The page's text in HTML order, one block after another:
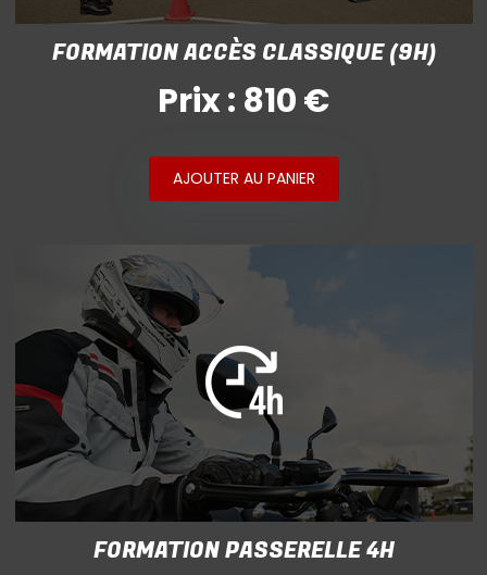
FORMATION ACCÈS CLASSIQUE (9H)
Prix : 810 €
AJOUTER AU PANIER
FORMATION PASSERELLE 4H